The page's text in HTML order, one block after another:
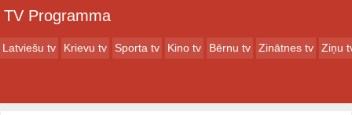
TV Programma
Latviešu tv Krievu tv Sporta tv Kino tv Bērnu tv Zinātnes tv Ziņu